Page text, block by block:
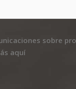
sobre
aquí